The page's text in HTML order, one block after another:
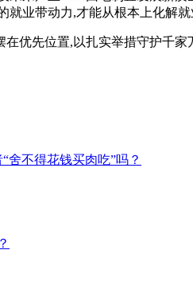
业带动力,才能从根本上化解就
优先位置,以扎实举措守护千
舍不得花钱买肉吃”吗？